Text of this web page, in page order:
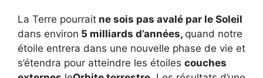
La Terre pourrait ne sois pas avalé par le Soleil
dans environ 5 milliards d’années, quand notre
étoile entrera dans une nouvelle phase de vie et
s’étendra pour atteindre les étoiles couches